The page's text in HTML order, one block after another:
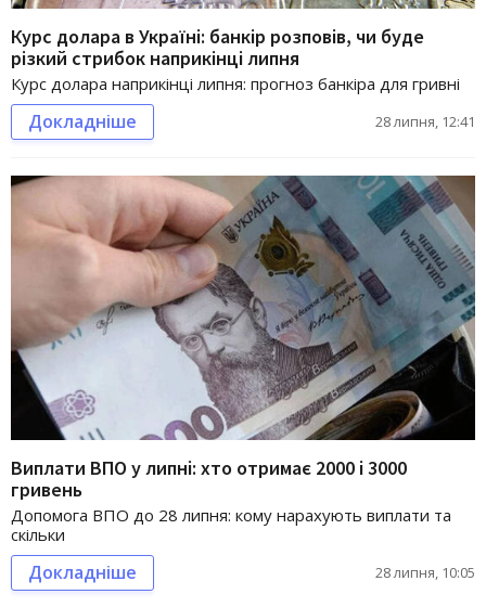
Курс долара в Україні: банкір розповів, чи буде
різкий стрибок наприкінці липня
Курс долара наприкінці липня: прогноз банкіра для гривні
Докладніше 28 липня, 12:41
Виплати ВПО у липні: хто отримає 2000 і 3000
гривень
Допомога ВПО до 28 липня: кому нарахують виплати та
скільки
Докладніше 28 липня, 10:05